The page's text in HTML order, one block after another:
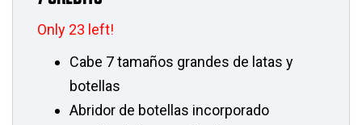
Only 23 left!
Cabe 7 tamaños grandes de latas y
botellas
Abridor de botellas incorporado